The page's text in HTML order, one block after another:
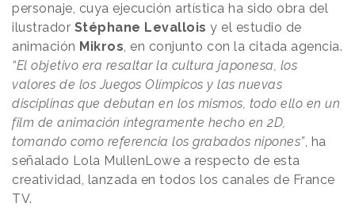
personaje, cuya ejecución artística ha sido obra del
ilustrador Stéphane Levallois y el estudio de
animación Mikros, en conjunto con la citada agencia.
“El objetivo era resaltar la cultura japonesa, los
valores de los Juegos Olímpicos y las nuevas
disciplinas que debutan en los mismos, todo ello en un
film de animación íntegramente hecho en 2D,
tomando como referencia los grabados nipones”, ha
señalado Lola MullenLowe a respecto de esta
creatividad, lanzada en todos los canales de France
TV.